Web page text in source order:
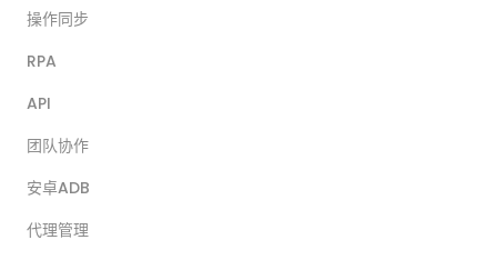
操作同步
RPA
API
团队协作
安卓ADB
代理管理